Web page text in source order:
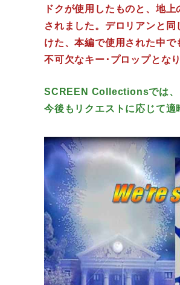
ドクが使用したものと、地
されました。デロリアンと
けた、本編で使用された中
不可欠なキー･プロップとなり
SCREEN Collectionsでは、
今後もリクエストに応じて適